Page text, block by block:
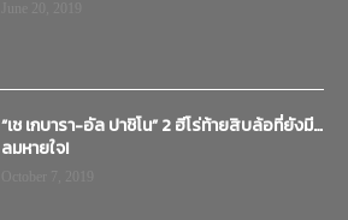
“เช เกบารา-อัล ปาชิโน” 2 ฮีโร่ท้ายสิบล้อที่ยังมี…
ลมหายใจ!